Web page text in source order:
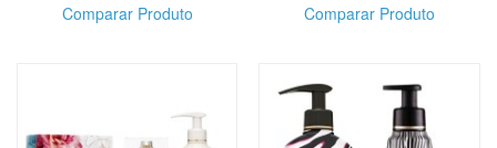
Comparar Produto Comparar Produto